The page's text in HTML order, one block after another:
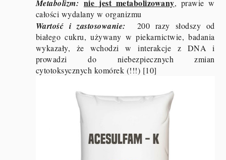
Metabolizm: nie jest metabolizowany, prawie w
całości wydalany w organizmu
Wartość i zastosowanie: 200 razy słodszy od
białego cukru, używany w piekarnictwie, badania
wykazały, że wchodzi w interakcje z DNA i
prowadzi do niebezpiecznych zmian
cytotoksycznych komórek (!!!) [10]